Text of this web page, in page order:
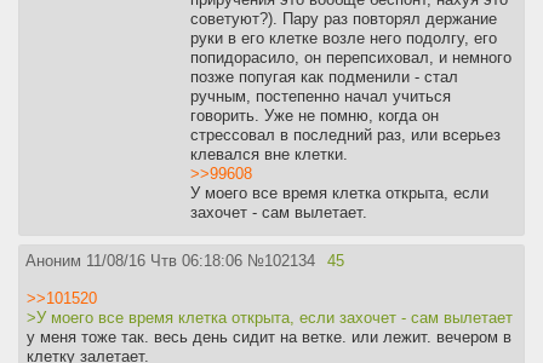
советуют?). Пару раз повторял держание
руки в его клетке возле него подолгу, его
попидорасило, он перепсиховал, и немного
позже попугая как подменили - стал
ручным, постепенно начал учиться
говорить. Уже не помню, когда он
стрессовал в последний раз, или всерьез
клевался вне клетки.
>>99608
У моего все время клетка открыта, если
захочет - сам вылетает.
Аноним 11/08/16 Чтв 06:18:06 №102134 45
>>101520
>У моего все время клетка открыта, если захочет - сам вылетает
у меня тоже так. весь день сидит на ветке. или лежит. вечером в
клетку залетает.